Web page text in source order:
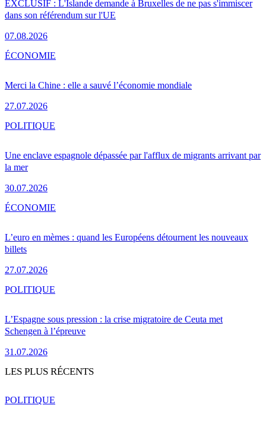
EXCLUSIF : L'Islande demande à Bruxelles de ne pas s'immiscer
dans son référendum sur l'UE
07.08.2026
Merci la Chine : elle a sauvé l’économie mondiale
27.07.2026
ÉCONOMIE
Une enclave espagnole dépassée par l'afflux de migrants arrivant par
la mer
30.07.2026
POLITIQUE
L’euro en mèmes : quand les Européens détournent les nouveaux
billets
27.07.2026
ÉCONOMIE
L’Espagne sous pression : la crise migratoire de Ceuta met
Schengen à l’épreuve
31.07.2026
POLITIQUE
LES PLUS RÉCENTS
POLITIQUE